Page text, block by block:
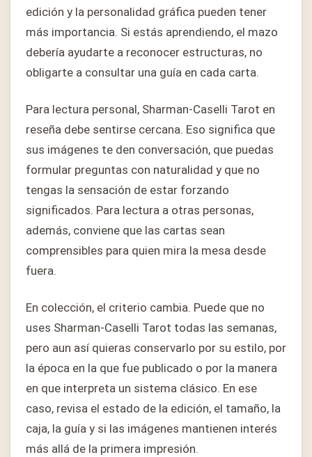
edición y la personalidad gráfica pueden tener
más importancia. Si estás aprendiendo, el mazo
debería ayudarte a reconocer estructuras, no
obligarte a consultar una guía en cada carta.
Para lectura personal, Sharman-Caselli Tarot en
reseña debe sentirse cercana. Eso significa que
sus imágenes te den conversación, que puedas
formular preguntas con naturalidad y que no
tengas la sensación de estar forzando
significados. Para lectura a otras personas,
además, conviene que las cartas sean
comprensibles para quien mira la mesa desde
fuera.
En colección, el criterio cambia. Puede que no
uses Sharman-Caselli Tarot todas las semanas,
pero aun así quieras conservarlo por su estilo, por
la época en la que fue publicado o por la manera
en que interpreta un sistema clásico. En ese
caso, revisa el estado de la edición, el tamaño, la
caja, la guía y si las imágenes mantienen interés
más allá de la primera impresión.